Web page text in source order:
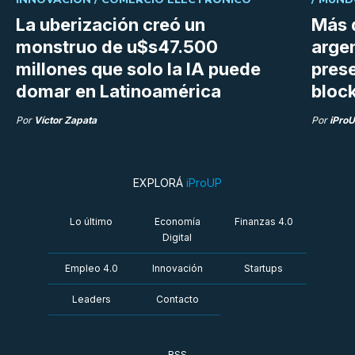
La uberización creó un
monstruo de u$s47.500
millones que solo la IA puede
domar en Latinoamérica
Por Víctor Zapata
Más
Por
EXPLORÁ iProUP
Lo último
Economía
Digital
Finanzas 4.0
Empleo 4.0 Innovación Startups
Leaders Contacto